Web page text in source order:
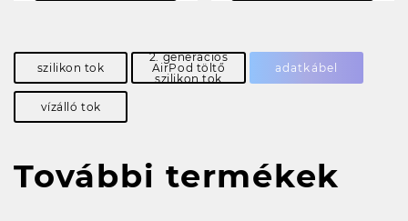
szilikon tok
2. generációs
AirPod töltő
szilikon tok
adatkábel
vízálló tok
További termékek